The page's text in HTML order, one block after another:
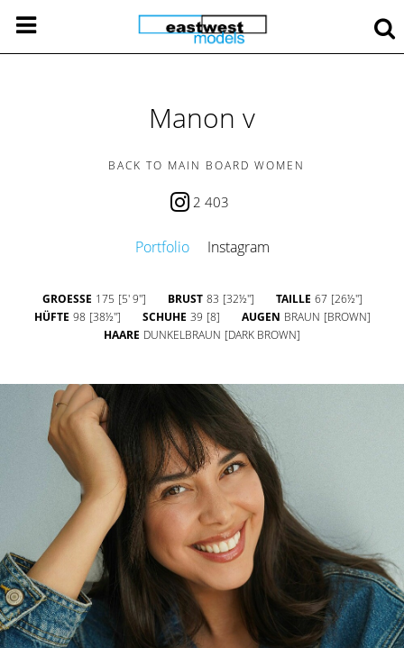
Manon v
BACK TO MAIN BOARD WOMEN
2 403
Portfolio Instagram
GROESSE 175 [5' 9''] BRUST 83 [32½''] TAILLE 67 [26½'']
HÜFTE 98 [38½''] SCHUHE 39 [8] AUGEN BRAUN [BROWN]
HAARE DUNKELBRAUN [DARK BROWN]